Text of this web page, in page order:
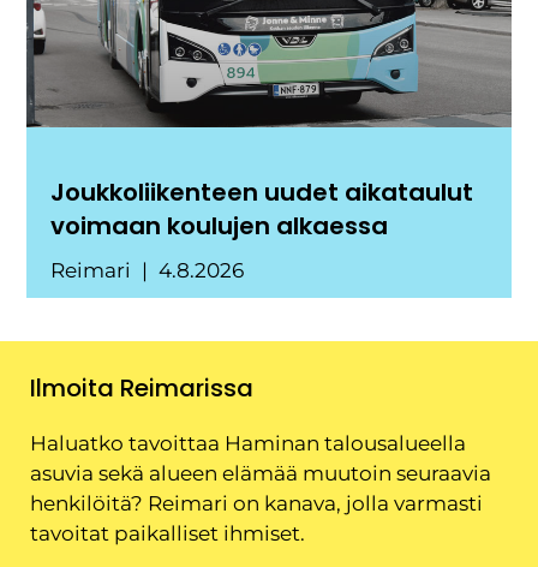
Joukkoliikenteen uudet aikataulut
voimaan koulujen alkaessa
Reimari 4.8.2026
Ilmoita Reimarissa
Haluatko tavoittaa Haminan talousalueella
asuvia sekä alueen elämää muutoin seuraavia
henkilöitä? Reimari on kanava, jolla varmasti
tavoitat paikalliset ihmiset.